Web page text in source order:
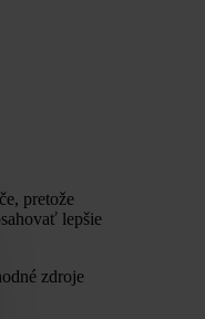
pretože
lepšie
zdroje